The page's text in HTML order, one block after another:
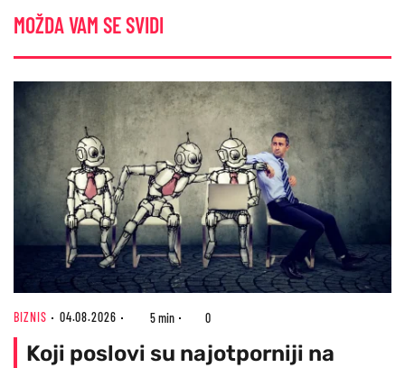
MOŽDA VAM SE SVIDI
BIZNIS 04.08.2026 5 min 0
Koji poslovi su najotporniji na